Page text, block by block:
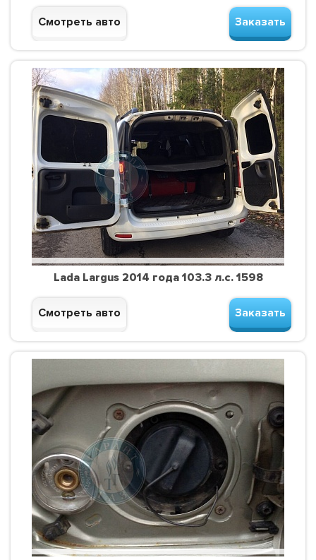
Смотреть авто Заказать
Lada Largus 2014 года 103.3 л.с. 1598
Смотреть авто Заказать